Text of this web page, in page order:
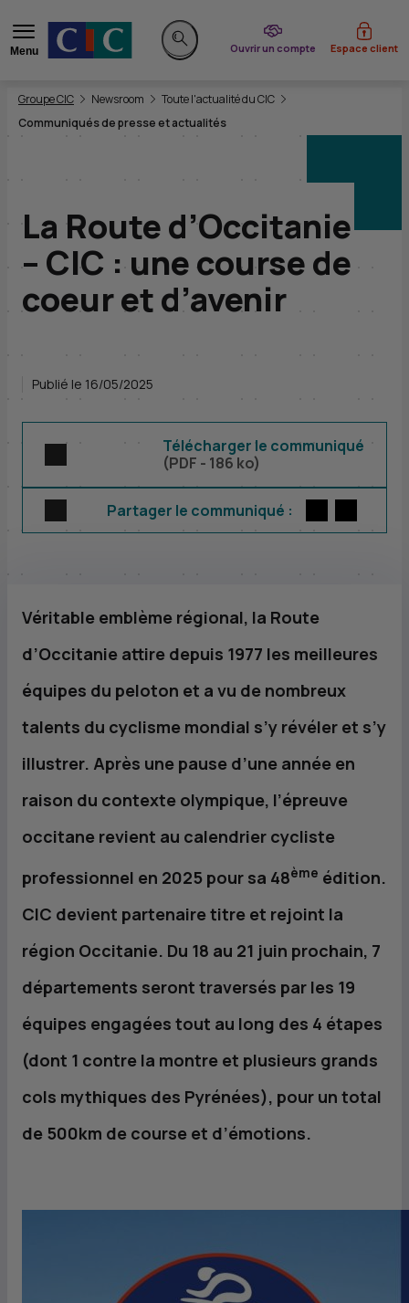
Menu
Rechercher sur le site
Ouvrir un compte
du CIC Espace client
Vous êtes ici:
Groupe CIC Newsroom
Toute l'actualité du CIC
Communiqués de presse et actualités
La Route d’Occitanie
– CIC : une course de
coeur et d’avenir
Publié le 16/05/2025
Télécharger le communiqué
(PDF - 186 ko)
Partager le communiqué :
Véritable emblème régional, la Route
d’Occitanie attire depuis 1977 les meilleures
équipes du peloton et a vu de nombreux
talents du cyclisme mondial s’y révéler et s’y
illustrer. Après une pause d’une année en
raison du contexte olympique, l’épreuve
occitane revient au calendrier cycliste
professionnel en 2025 pour sa 48ème édition.
CIC devient partenaire titre et rejoint la
région Occitanie. Du 18 au 21 juin prochain, 7
départements seront traversés par les 19
équipes engagées tout au long des 4 étapes
(dont 1 contre la montre et plusieurs grands
cols mythiques des Pyrénées), pour un total
de 500km de course et d’émotions.